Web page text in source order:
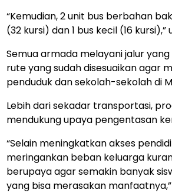
“Kemudian, 2 unit bus berbahan
(32 kursi) dan 1 bus kecil (16 kursi),”
Semua armada melayani jalur
rute yang sudah disesuaikan agar
penduduk dan sekolah-sekolah di
Lebih dari sekadar transportasi,
mendukung upaya pengentasan
“Selain meningkatkan akses
meringankan beban keluarga
berupaya agar semakin banyak
yang bisa merasakan